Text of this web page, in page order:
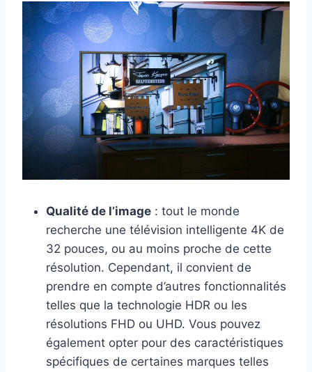
Qualité de l’image : tout le monde
recherche une télévision intelligente 4K de
32 pouces, ou au moins proche de cette
résolution. Cependant, il convient de
prendre en compte d’autres fonctionnalités
telles que la technologie HDR ou les
résolutions FHD ou UHD. Vous pouvez
également opter pour des caractéristiques
spécifiques de certaines marques telles